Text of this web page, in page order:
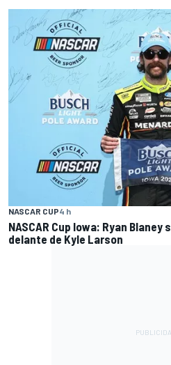
NASCAR CUP4 h
NASCAR Cup Iowa: Ryan
delante de Kyle Larson